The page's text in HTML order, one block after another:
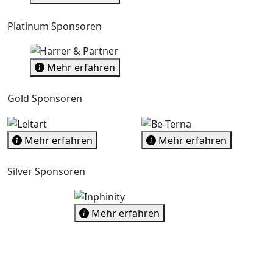
Platinum Sponsoren
Mehr erfahren
Gold Sponsoren
Mehr erfahren Mehr erfahren
Silver Sponsoren
Mehr erfahren